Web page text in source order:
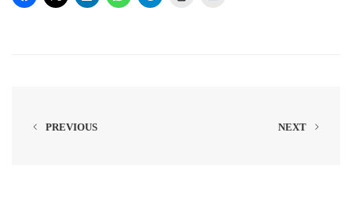
PREVIOUS NEXT